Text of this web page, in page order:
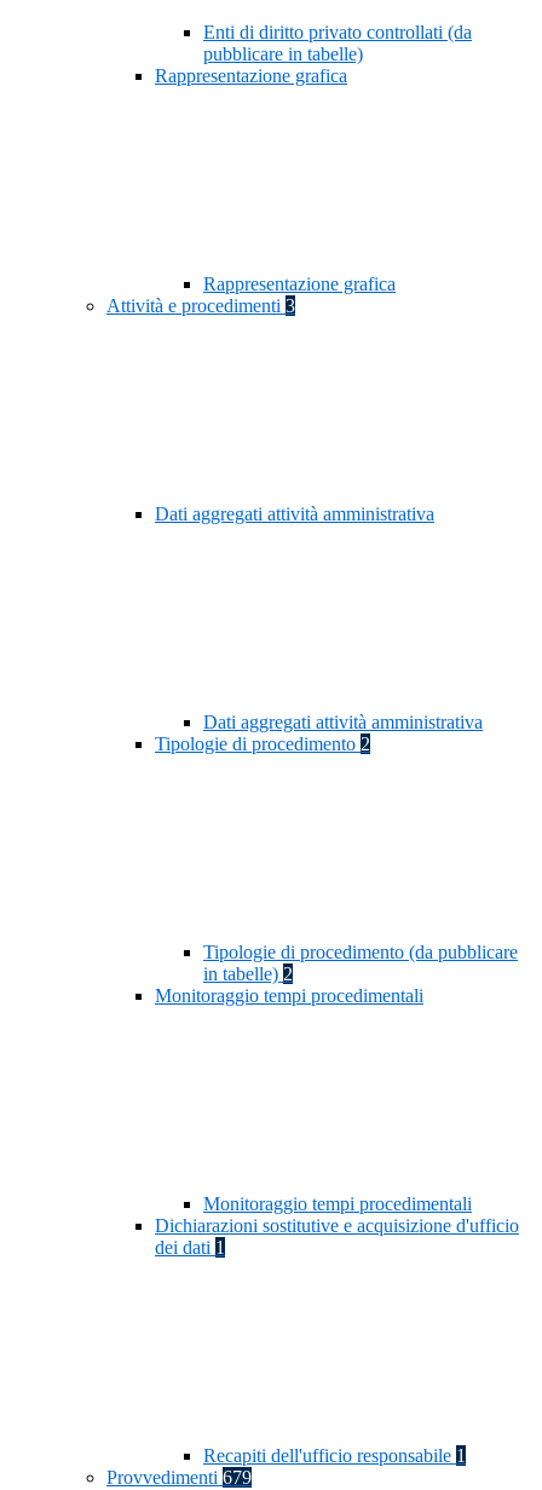
Enti di diritto privato controllati (da
pubblicare in tabelle)
Rappresentazione grafica
Rappresentazione grafica
Attività e procedimenti 3
Dati aggregati attività amministrativa
Dati aggregati attività amministrativa
Tipologie di procedimento 2
Tipologie di procedimento (da pubblicare
in tabelle) 2
Monitoraggio tempi procedimentali
Monitoraggio tempi procedimentali
Dichiarazioni sostitutive e acquisizione d'ufficio
dei dati 1
Recapiti dell'ufficio responsabile 1
Provvedimenti 679